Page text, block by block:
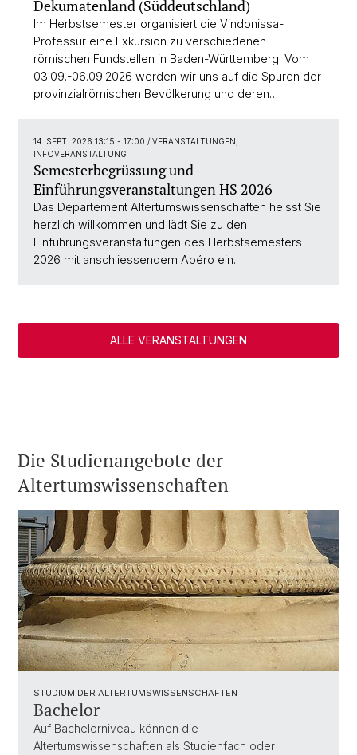
Dekumatenland (Süddeutschland)
Im Herbstsemester organisiert die Vindonissa-
Professur eine Exkursion zu verschiedenen
römischen Fundstellen in Baden-Württemberg. Vom
03.09.-06.09.2026 werden wir uns auf die Spuren der
provinzialrömischen Bevölkerung und deren…
14. SEPT. 2026 13:15 - 17:00 / VERANSTALTUNGEN,
INFOVERANSTALTUNG
Semesterbegrüssung und
Einführungsveranstaltungen HS 2026
Das Departement Altertumswissenschaften heisst Sie
herzlich willkommen und lädt Sie zu den
Einführungsveranstaltungen des Herbstsemesters
2026 mit anschliessendem Apéro ein.
ALLE VERANSTALTUNGEN
Die Studienangebote der
Altertumswissenschaften
STUDIUM DER ALTERTUMSWISSENSCHAFTEN
Bachelor
Auf Bachelorniveau können die
Altertumswissenschaften als Studienfach oder